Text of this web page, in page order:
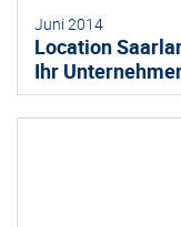
Juni 2014
Location
Ihr